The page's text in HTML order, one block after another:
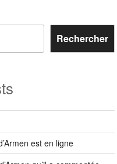
Rechercher
est en ligne